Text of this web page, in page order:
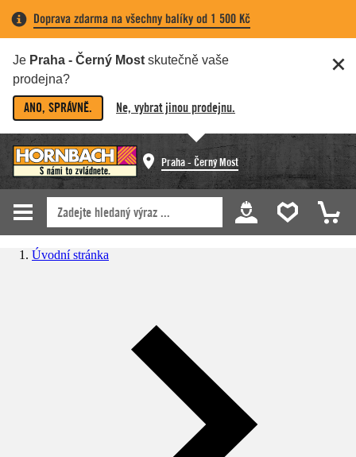
Doprava zdarma na všechny balíky od 1 500 Kč
Je Praha - Černý Most skutečně vaše
prodejna?
ANO, SPRÁVNĚ. Ne, vybrat jinou prodejnu.
Praha - Černý Most
Úvodní stránka